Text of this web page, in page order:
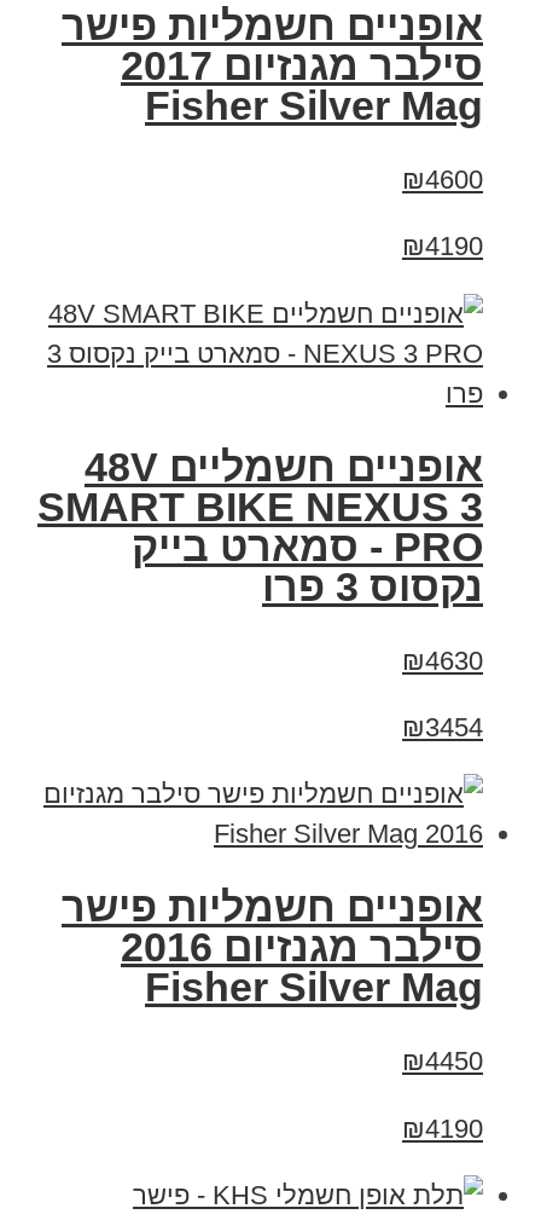
אופניים חשמליות פישר
סילבר מגנזיום 2017
Fisher Silver Mag
₪4600
₪4190
אופניים חשמליים 48V
SMART BIKE NEXUS 3
PRO - סמארט בייק
נקסוס 3 פרו
₪4630
₪3454
אופניים חשמליות פישר
סילבר מגנזיום 2016
Fisher Silver Mag
₪4450
₪4190